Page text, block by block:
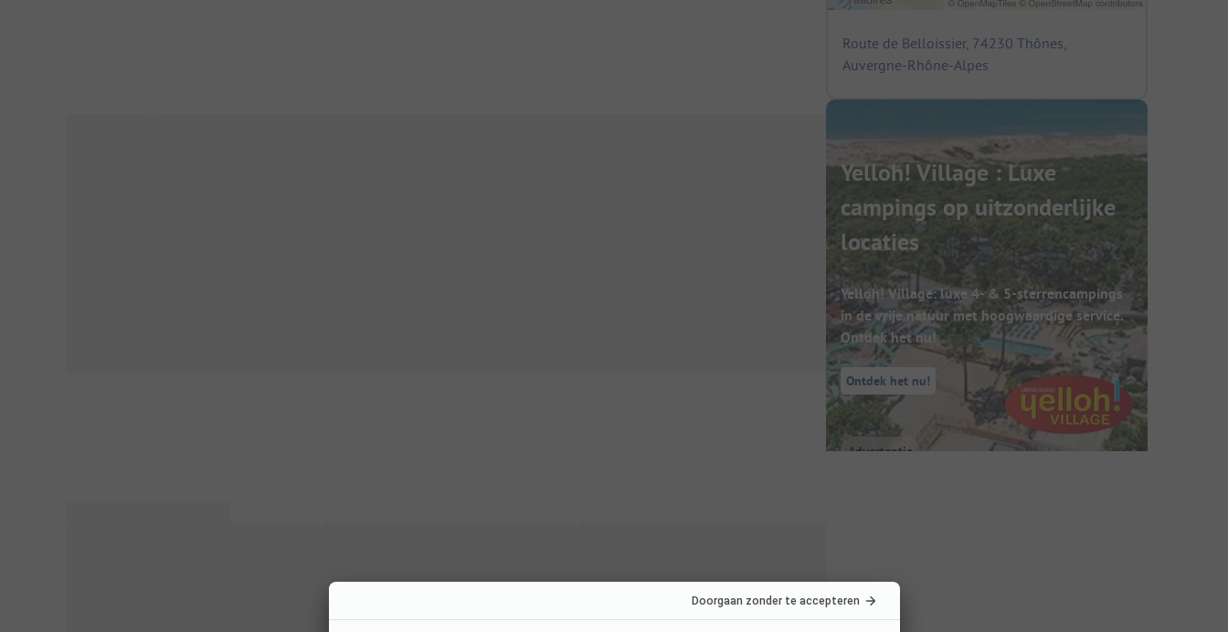
Route de Belloissier, 74230 Thônes,
Auvergne-Rhône-Alpes
Yelloh! Village : Luxe
campings op uitzonderlijke
locaties
Yelloh! Village: luxe 4- & 5-sterrencampings
in de vrije natuur met hoogwaardige service.
Ontdek het nu!
Ontdek het nu!